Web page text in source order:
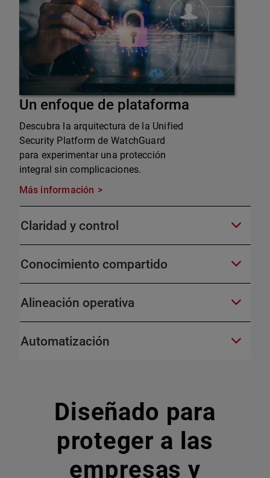
Un enfoque de plataforma
Descubra la arquitectura de la Unified
Security Platform de WatchGuard
para experimentar una protección
integral sin complicaciones.
Más información
Claridad y control
Conocimiento compartido
Alineación operativa
Automatización
Diseñado para
proteger a las
empresas y